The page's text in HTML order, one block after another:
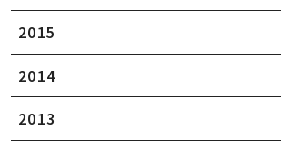
2015
2014
2013